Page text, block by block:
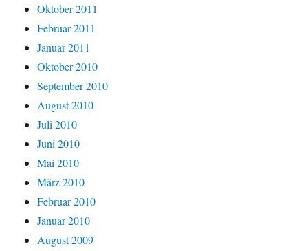
Oktober 2011
Februar 2011
Januar 2011
Oktober 2010
September 2010
August 2010
Juli 2010
Juni 2010
Mai 2010
März 2010
Februar 2010
Januar 2010
August 2009